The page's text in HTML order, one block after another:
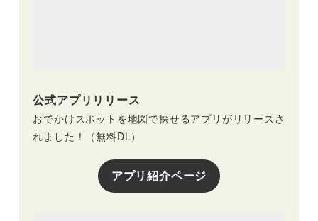
公式アプリリリース
おでかけスポットを地図で探せるアプリがリリースさ
れました！（無料DL）
アプリ紹介ページ